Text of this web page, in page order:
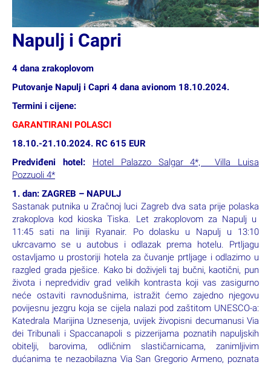
Napulj i Capri
4 dana zrakoplovom
Putovanje Napulj i Capri 4 dana avionom 18.10.2024.
Termini i cijene:
GARANTIRANI POLASCI
18.10.-21.10.2024. RC 615 EUR
Predviđeni hotel:
Hotel Palazzo Salgar 4*, Villa Luisa
Pozzuoli 4*
1. dan: ZAGREB – NAPULJ